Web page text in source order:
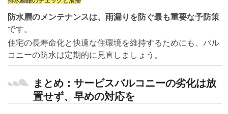
防水層のメンテナンスは、雨漏りを防ぐ最も重要な予防策
です。
住宅の長寿命化と快適な住環境を維持するためにも、バル
コニーの防水は定期的に見直しましょう。
まとめ：サービスバルコニーの劣化は放
置せず、早めの対応を